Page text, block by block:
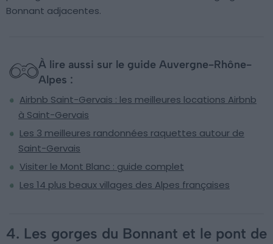
Bonnant adjacentes.
À lire aussi sur le guide Auvergne-Rhône-
Alpes :
Airbnb Saint-Gervais : les meilleures locations Airbnb
à Saint-Gervais
Les 3 meilleures randonnées raquettes autour de
Saint-Gervais
Visiter le Mont Blanc : guide complet
Les 14 plus beaux villages des Alpes françaises
4. Les gorges du Bonnant et le pont de